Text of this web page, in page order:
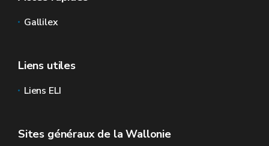
Gallilex
Liens utiles
Liens ELI
Sites généraux de la Wallonie